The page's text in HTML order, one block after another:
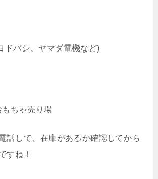
ドバシ、ヤマダ電機など)
ちゃ売り場
話して、在庫があるか確認してから
すね！